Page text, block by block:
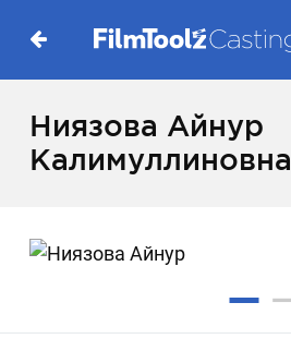
Ниязова Айнур
Калимуллиновна